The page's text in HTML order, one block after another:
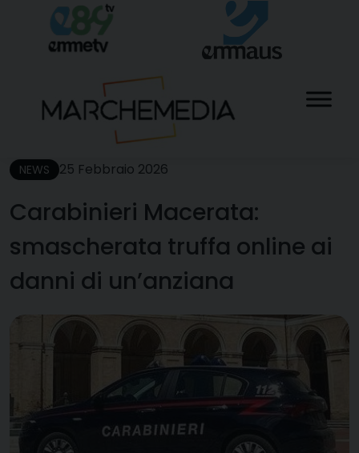
content
NEWS 25 Febbraio 2026
Carabinieri Macerata:
smascherata truffa online ai
danni di un’anziana